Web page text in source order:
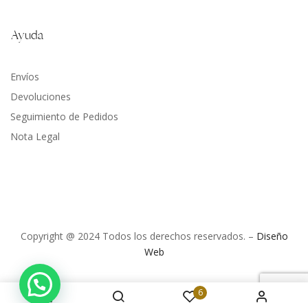
6
Ayuda
Envíos
Devoluciones
Seguimiento de Pedidos
Nota Legal
Copyright @ 2024 Todos los derechos reservados. – Diseño
Web